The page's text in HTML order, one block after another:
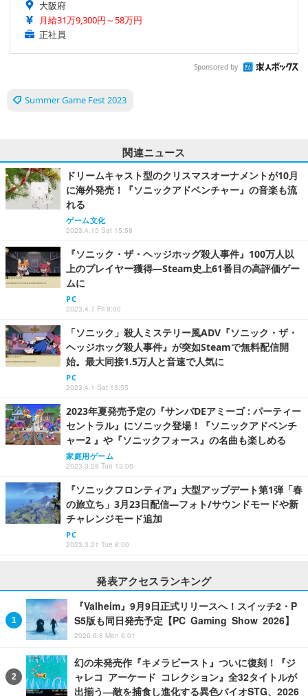
大阪府
月給31万9,300円～58万円
正社員
Sponsored by
Summer Game Fest 2023
関連ニュース
ドリームキャスト型のクリスマスオーナメントが10月
に海外発売！『ソニックアドベンチャー』の音楽も流
れる
ゲーム文化
2023.4.15 Sat 15:58
『ソニック・ザ・ヘッジホッグ殺人事件』100万人以
上のプレイヤー獲得―Steam史上61番目の高評価ゲー
ムに
PC
2023.4.7 Fri 8:00
「ソニック」殺人ミステリー風ADV『ソニック・ザ・
ヘッジホッグ殺人事件』が突如Steamで無料配信開
始。最大同接1.5万人と音速で人気に
PC
2023.4.1 Sat 13:55
2023年夏発売予定の『サンバDEアミーゴ : パーティー
セントラル』にソニック登場！『ソニックアドベンチ
ャー2 』や『ソニックフォース』の名曲も楽しめる
家庭用ゲーム
2023.3.28 Tue 13:05
『ソニックフロンティア』大型アップデート第1弾「春
の旅立ち」3月23日配信―フォト/サウンドモードや新
チャレンジモード追加
PC
2023.3.21 Tue 8:00
発表アクセスランキング
『Valheim』9月9日正式リリースへ！スイッチ2・P
S5版も同日発売予定【PC Gaming Show 2026】
2026.6.8 Mon 6:01
幻の未発売作『キメラビースト』ついに復刻！『ジ
ャレコ アーケード コレクション』全32タイトルが
出揃う―敵を捕食し進化する異色バイオSTG、2026